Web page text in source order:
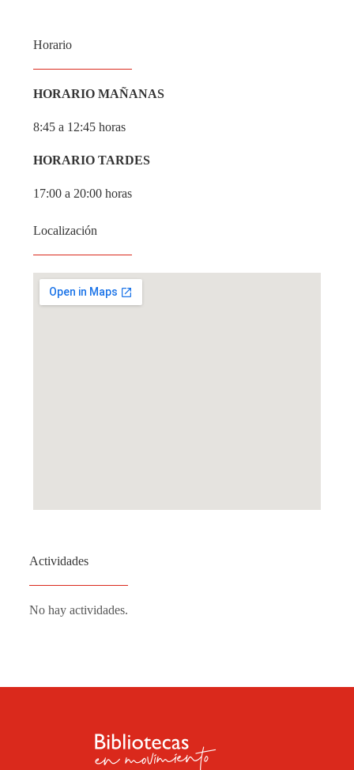
Horario
HORARIO MAÑANAS
8:45 a 12:45 horas
HORARIO TARDES
17:00 a 20:00 horas
Localización
Actividades
No hay actividades.